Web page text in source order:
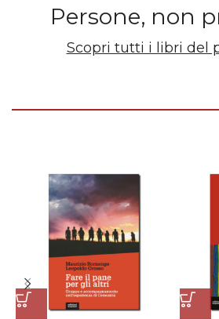
Persone, non
Scopri tutti i libri del